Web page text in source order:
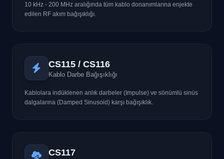
10 kHz - 200 MHz aralığında tüm kablo donanımlarına enjekte
edilen RF akım bağışıklığı.
CS115 / CS116
Kablo Darbe Bağışıklığı
Kablolara indüklenen anlık darbeler (Impulse) ve sönümlü sinüs
dalgalarına (Damped Sinusoid) karşı bağışıklık.
CS117